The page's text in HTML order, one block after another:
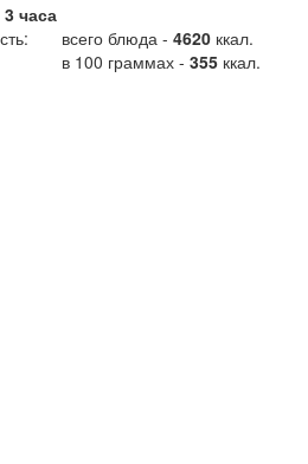
3 часа
всего блюда - 4620 ккал.
в 100 граммах - 355 ккал.